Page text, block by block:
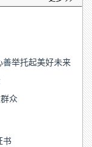
举托起美好未来
众
书